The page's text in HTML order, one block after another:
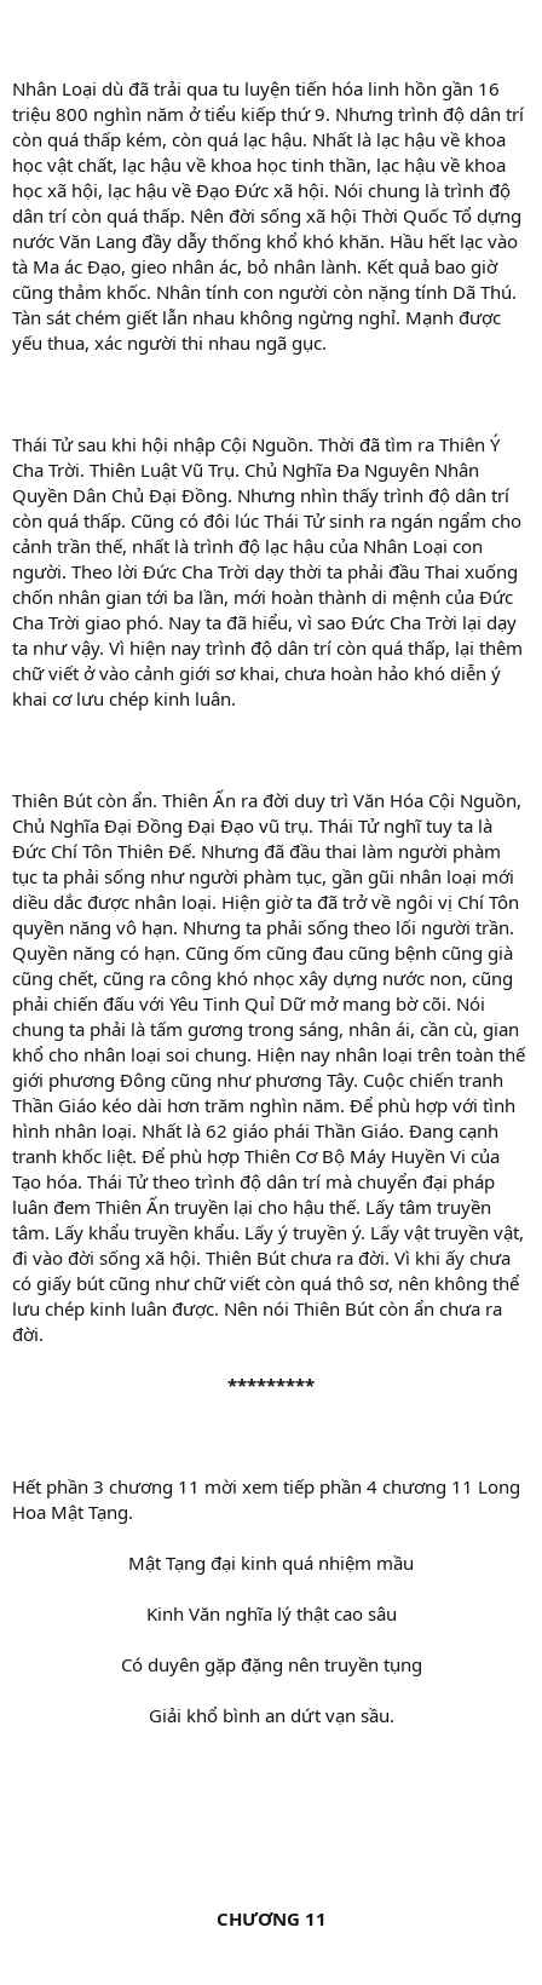
Nhân Loại dù đã trải qua tu luyện tiến hóa linh hồn gần 16
triệu 800 nghìn năm ở tiểu kiếp thứ 9. Nhưng trình độ dân trí
còn quá thấp kém, còn quá lạc hậu. Nhất là lạc hậu về khoa
học vật chất, lạc hậu về khoa học tinh thần, lạc hậu về khoa
học xã hội, lạc hậu về Đạo Đức xã hội. Nói chung là trình độ
dân trí còn quá thấp. Nên đời sống xã hội Thời Quốc Tổ dựng
nước Văn Lang đầy dẫy thống khổ khó khăn. Hầu hết lạc vào
tà Ma ác Đạo, gieo nhân ác, bỏ nhân lành. Kết quả bao giờ
cũng thảm khốc. Nhân tính con người còn nặng tính Dã Thú.
Tàn sát chém giết lẫn nhau không ngừng nghỉ. Mạnh được
yếu thua, xác người thi nhau ngã gục.
Thái Tử sau khi hội nhập Cội Nguồn. Thời đã tìm ra Thiên Ý
Cha Trời. Thiên Luật Vũ Trụ. Chủ Nghĩa Đa Nguyên Nhân
Quyền Dân Chủ Đại Đồng. Nhưng nhìn thấy trình độ dân trí
còn quá thấp. Cũng có đôi lúc Thái Tử sinh ra ngán ngẩm cho
cảnh trần thế, nhất là trình độ lạc hậu của Nhân Loại con
người. Theo lời Đức Cha Trời dạy thời ta phải đầu Thai xuống
chốn nhân gian tới ba lần, mới hoàn thành di mệnh của Đức
Cha Trời giao phó. Nay ta đã hiểu, vì sao Đức Cha Trời lại dạy
ta như vậy. Vì hiện nay trình độ dân trí còn quá thấp, lại thêm
chữ viết ở vào cảnh giới sơ khai, chưa hoàn hảo khó diễn ý
khai cơ lưu chép kinh luân.
Thiên Bút còn ẩn. Thiên Ấn ra đời duy trì Văn Hóa Cội Nguồn,
Chủ Nghĩa Đại Đồng Đại Đạo vũ trụ. Thái Tử nghĩ tuy ta là
Đức Chí Tôn Thiên Đế. Nhưng đã đầu thai làm người phàm
tục ta phải sống như người phàm tục, gần gũi nhân loại mới
diều dắc được nhân loại. Hiện giờ ta đã trở về ngôi vị Chí Tôn
quyền năng vô hạn. Nhưng ta phải sống theo lối người trần.
Quyền năng có hạn. Cũng ốm cũng đau cũng bệnh cũng già
cũng chết, cũng ra công khó nhọc xây dựng nước non, cũng
phải chiến đấu với Yêu Tinh Quỉ Dữ mở mang bờ cõi. Nói
chung ta phải là tấm gương trong sáng, nhân ái, cần cù, gian
khổ cho nhân loại soi chung. Hiện nay nhân loại trên toàn thế
giới phương Đông cũng như phương Tây. Cuộc chiến tranh
Thần Giáo kéo dài hơn trăm nghìn năm. Để phù hợp với tình
hình nhân loại. Nhất là 62 giáo phái Thần Giáo. Đang cạnh
tranh khốc liệt. Để phù hợp Thiên Cơ Bộ Máy Huyền Vi của
Tạo hóa. Thái Tử theo trình độ dân trí mà chuyển đại pháp
luân đem Thiên Ấn truyền lại cho hậu thế. Lấy tâm truyền
tâm. Lấy khẩu truyền khẩu. Lấy ý truyền ý. Lấy vật truyền vật,
đi vào đời sống xã hội. Thiên Bút chưa ra đời. Vì khi ấy chưa
có giấy bút cũng như chữ viết còn quá thô sơ, nên không thể
lưu chép kinh luân được. Nên nói Thiên Bút còn ẩn chưa ra
đời.
*********
Hết phần 3 chương 11 mời xem tiếp phần 4 chương 11 Long
Hoa Mật Tạng.
Mật Tạng đại kinh quá nhiệm mầu
Kinh Văn nghĩa lý thật cao sâu
Có duyên gặp đặng nên truyền tụng
Giải khổ bình an dứt vạn sầu.
CHƯƠNG 11